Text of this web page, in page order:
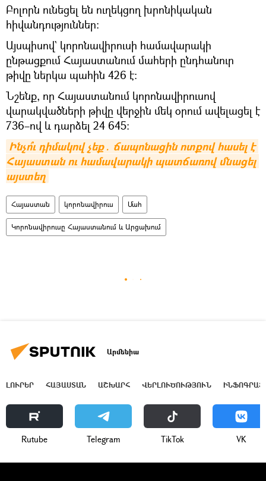
Բոլորն ունեցել են ուղեկցող խրոնիկական
հիվանդություններ։
Այսպիսով` կորոնավիրուսի համավարակի
ընթացքում Հայաստանում մահերի ընդհանուր
թիվը ներկա պահին 426 է:
Նշենք, որ Հայաստանում կորոնավիրուսով
վարակվածների թիվը վերջին մեկ օրում ավելացել է
736–ով և դարձել 24 645։
Ինչո՞ւ դիմակով չեք․ ճապոնացին ոտքով հասել է
Հայաստան ու համավարակի պատճառով մնացել
այստեղ
Հայաստան կորոնավիրուս Մահ
Կորոնավիրուսը Հայաստանում և Արցախում
Արմենիա
ԼՈՒՐԵՐ ՀԱՅԱՍՏԱՆ ԱՇԽԱՐՀ ՎԵՐԼՈՒԾՈՒԹՅՈՒՆ
Rutube Telegram ТikТоk VK